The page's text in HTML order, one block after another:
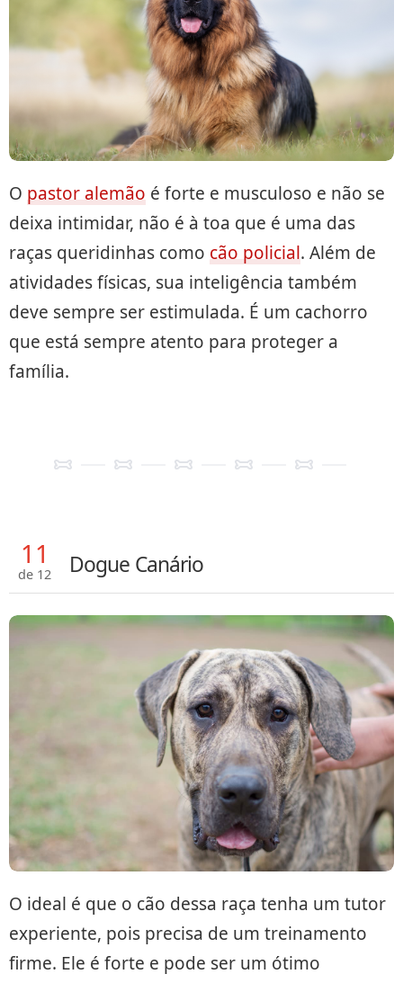
O pastor alemão é forte e musculoso e não se
deixa intimidar, não é à toa que é uma das
raças queridinhas como cão policial. Além de
atividades físicas, sua inteligência também
deve sempre ser estimulada. É um cachorro
que está sempre atento para proteger a
família.
11
de 12 Dogue Canário
O ideal é que o cão dessa raça tenha um tutor
experiente, pois precisa de um treinamento
firme. Ele é forte e pode ser um ótimo